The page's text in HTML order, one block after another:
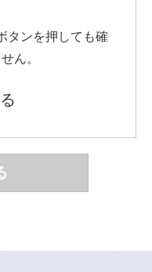
タンを押しても確
ん。